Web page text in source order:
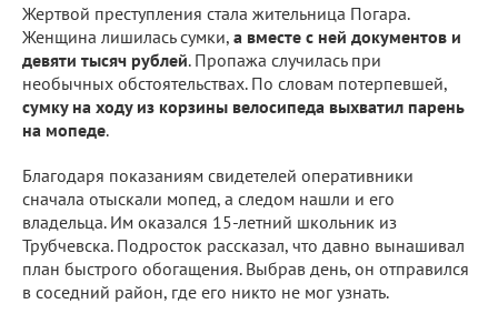
Жертвой преступления стала жительница Погара.
Женщина лишилась сумки, а вместе с ней документов и
девяти тысяч рублей. Пропажа случилась при
необычных обстоятельствах. По словам потерпевшей,
сумку на ходу из корзины велосипеда выхватил парень
на мопеде.
Благодаря показаниям свидетелей оперативники
сначала отыскали мопед, а следом нашли и его
владельца. Им оказался 15-летний школьник из
Трубчевска. Подросток рассказал, что давно вынашивал
план быстрого обогащения. Выбрав день, он отправился
в соседний район, где его никто не мог узнать.